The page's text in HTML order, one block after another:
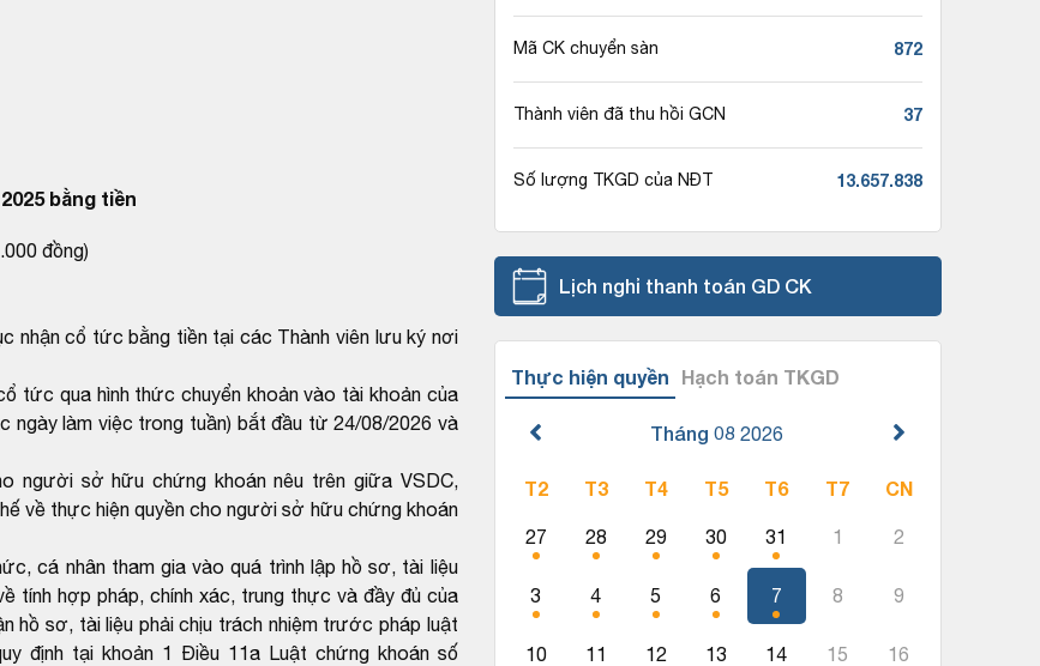
bằng tiền
đồng)
nhận cổ tức bằng tiền tại các Thành viên lưu ký nơi
tức qua hình thức chuyển khoản vào tài khoản của
làm việc trong tuần) bắt đầu từ 24/08/2026 và
sở hữu chứng khoán nêu trên giữa VSDC,
về thực hiện quyền cho người sở hữu chứng khoán
cá nhân tham gia vào quá trình lập hồ sơ, tài liệu
tính hợp pháp, chính xác, trung thực và đầy đủ của
hồ sơ, tài liệu phải chịu trách nhiệm trước pháp luật
định tại khoản 1 Điều 11a Luật chứng khoán số
Mã CK chuyển sàn 872
Thành viên đã thu hồi GCN 37
Số lượng TKGD của NĐT 13.657.838
Lịch nghỉ thanh toán GD CK
Thực hiện quyền Hạch toán TKGD
Tháng 08 2026
T2 T3 T4 T5 T6 T7 CN
27 28 29 30 31 1 2
3 4 5 6 7 8 9
10 11 12 13 14 15 16